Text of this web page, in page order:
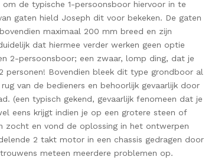
om de typische 1-persoonsboor hiervoor in te
gaten hield Joseph dit voor bekeken. De gaten
maximaal 200 mm breed en zijn
dat hiermee verder werken geen optie
2-persoonsboor; een zwaar, lomp ding, dat je
personen! Bovendien bleek dit type grondboor al
van de bedieners en behoorlijk gevaarlijk door
(een typisch gekend, gevaarlijk fenomeen dat je
eens krijgt indien je op een grotere steen of
en vond de oplossing in het ontwerpen
2 takt motor in een chassis gedragen door
meteen meerdere problemen op.